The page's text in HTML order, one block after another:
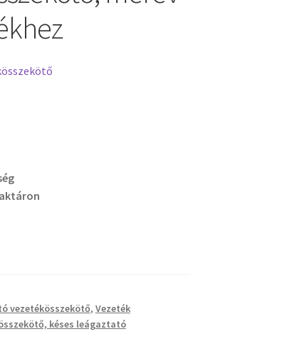
vezetékösszekötő, Vezeték
késes leágaztató